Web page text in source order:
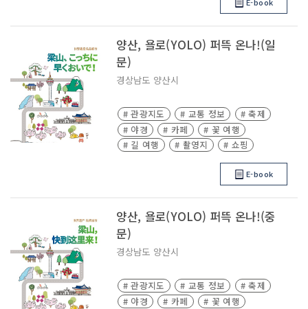
양산, 욜로(YOLO) 퍼뜩 온나!(일
문)
경상남도 양산시
# 관광지도 # 교통 정보
# 축제
# 야경
# 카페
# 꽃 여행
# 길 여행
# 촬영지 # 쇼핑
E-book
양산, 욜로(YOLO) 퍼뜩 온나!(중
문)
경상남도 양산시
# 관광지도 # 교통 정보
# 축제
# 야경
# 카페
# 꽃 여행